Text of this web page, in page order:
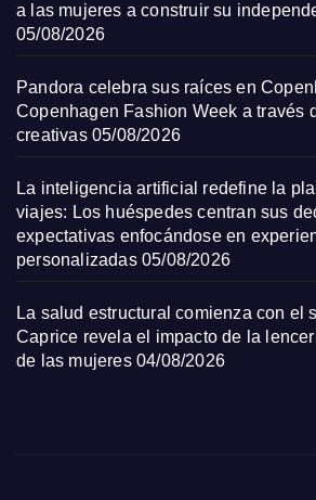
a las mujeres a construir su
05/08/2026
Pandora celebra sus raíces en
Copenhagen Fashion Week a través
creativas 05/08/2026
La inteligencia artificial redefine la
viajes: Los huéspedes centran sus
expectativas enfocándose en
personalizadas 05/08/2026
La salud estructural comienza con el
Caprice revela el impacto de la
de las mujeres 04/08/2026